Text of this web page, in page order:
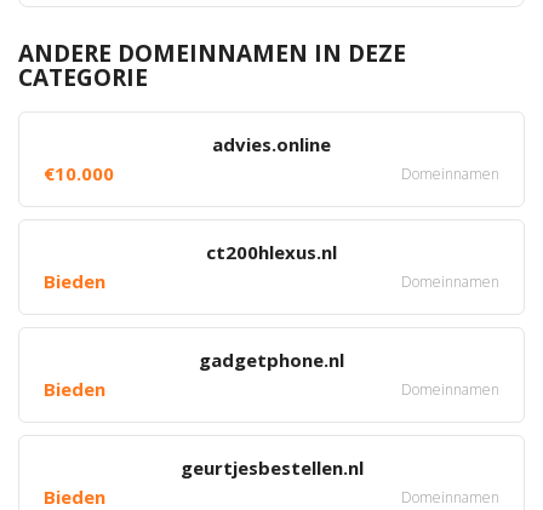
ANDERE DOMEINNAMEN IN DEZE
CATEGORIE
advies.online
€10.000
Domeinnamen
ct200hlexus.nl
Bieden
Domeinnamen
gadgetphone.nl
Bieden
Domeinnamen
geurtjesbestellen.nl
Bieden
Domeinnamen